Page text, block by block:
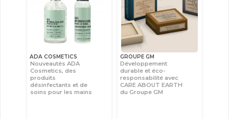
ADA COSMETICS
Nouveautés ADA
Cosmetics, des
produits
désinfectants et de
soins pour les mains
GROUPE GM
Développement
durable et éco-
responsabilité avec
CARE ABOUT EARTH
du Groupe GM